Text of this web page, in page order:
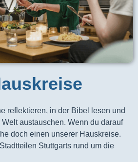
reflektieren, in der Bibel lesen und
austauschen. Wenn du darauf
doch einen unserer Hauskreise.
Stuttgarts rund um die